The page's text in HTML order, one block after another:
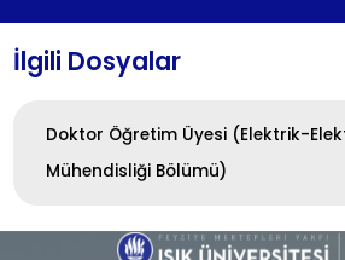
İlgili Dosyalar
Doktor Öğretim Üyesi (Elektrik-
Mühendisliği Bölümü)